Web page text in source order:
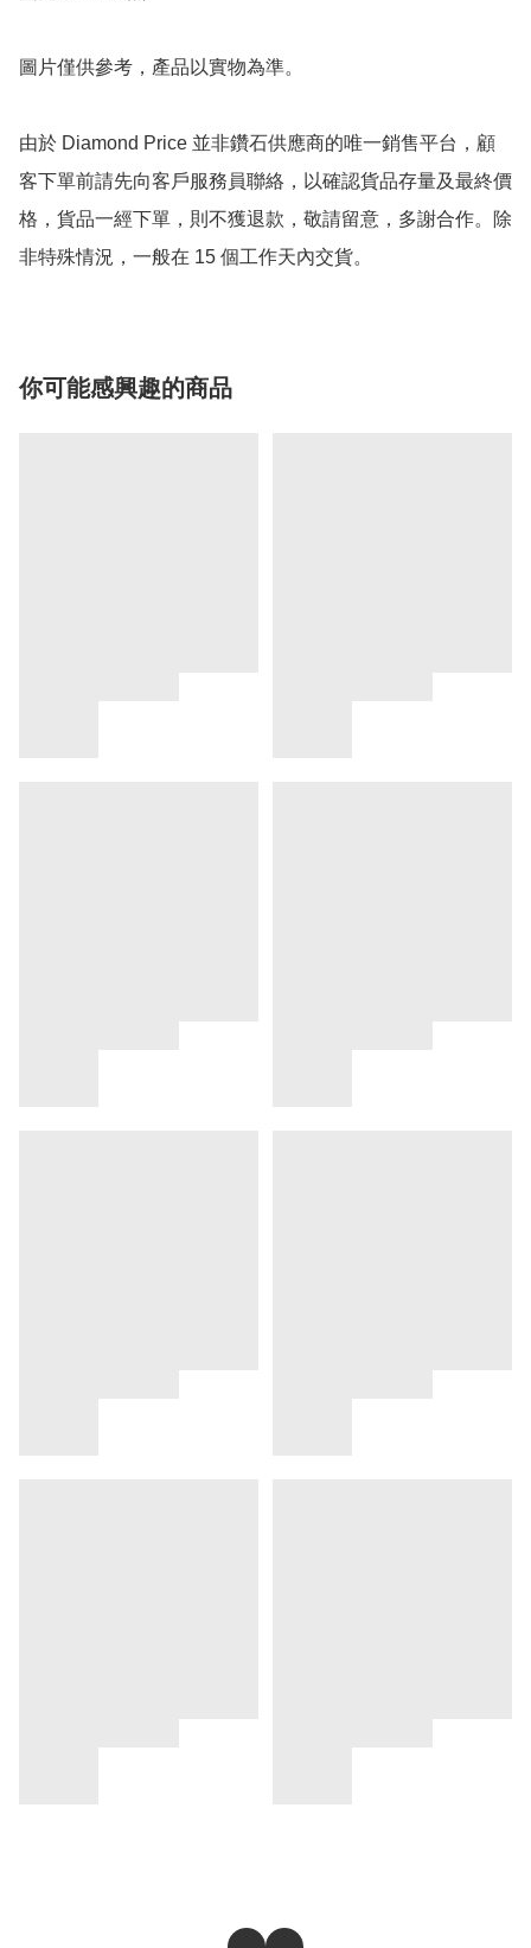
圖片僅供參考，產品以實物為準。
由於 Diamond Price 並非鑽石供應商的唯一銷售平台，顧
客下單前請先向客戶服務員聯絡，以確認貨品存量及最終價
格，貨品一經下單，則不獲退款，敬請留意，多謝合作。除
非特殊情況，一般在 15 個工作天內交貨。
你可能感興趣的商品